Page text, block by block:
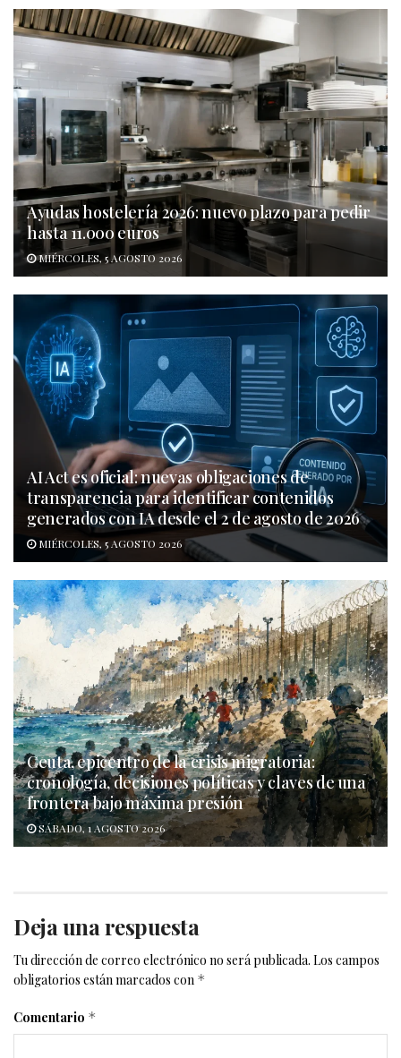
Ayudas hostelería 2026: nuevo plazo para pedir
hasta 11.000 euros
MIÉRCOLES, 5 AGOSTO 2026
AI Act es oficial: nuevas obligaciones de
transparencia para identificar contenidos
generados con IA desde el 2 de agosto de 2026
MIÉRCOLES, 5 AGOSTO 2026
Ceuta, epicentro de la crisis migratoria:
cronología, decisiones políticas y claves de una
frontera bajo máxima presión
SÁBADO, 1 AGOSTO 2026
Deja una respuesta
Tu dirección de correo electrónico no será publicada. Los campos
obligatorios están marcados con *
Comentario *